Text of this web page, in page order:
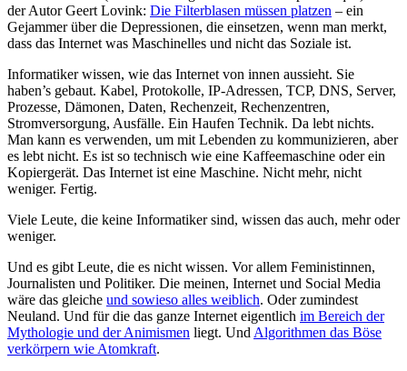
der Autor Geert Lovink: Die Filterblasen müssen platzen – ein
Gejammer über die Depressionen, die einsetzen, wenn man merkt,
dass das Internet was Maschinelles und nicht das Soziale ist.
Informatiker wissen, wie das Internet von innen aussieht. Sie
haben’s gebaut. Kabel, Protokolle, IP-Adressen, TCP, DNS, Server,
Prozesse, Dämonen, Daten, Rechenzeit, Rechenzentren,
Stromversorgung, Ausfälle. Ein Haufen Technik. Da lebt nichts.
Man kann es verwenden, um mit Lebenden zu kommunizieren, aber
es lebt nicht. Es ist so technisch wie eine Kaffeemaschine oder ein
Kopiergerät. Das Internet ist eine Maschine. Nicht mehr, nicht
weniger. Fertig.
Viele Leute, die keine Informatiker sind, wissen das auch, mehr oder
weniger.
Und es gibt Leute, die es nicht wissen. Vor allem Feministinnen,
Journalisten und Politiker. Die meinen, Internet und Social Media
wäre das gleiche und sowieso alles weiblich. Oder zumindest
Neuland. Und für die das ganze Internet eigentlich im Bereich der
Mythologie und der Animismen liegt. UndAlgorithmen das Böse
verkörpern wie Atomkraft.